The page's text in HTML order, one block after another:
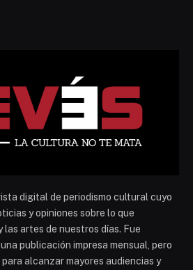
digital de periodismo cultural cuyo
y opiniones sobre lo que
artes de nuestros días. Fue
publicación impresa mensual, pero
para alcanzar mayores audiencias y